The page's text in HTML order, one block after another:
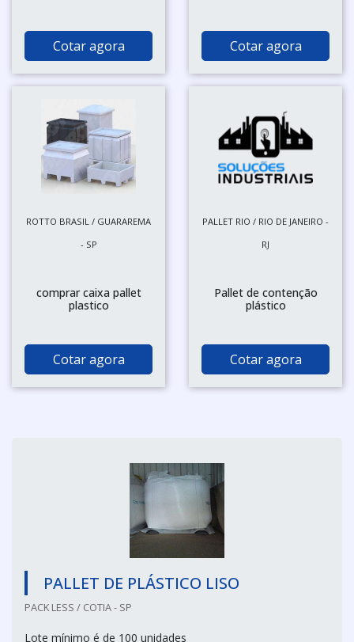
Cotar agora Cotar agora
ROTTO BRASIL / GUARAREMA
- SP
comprar caixa pallet
plastico
Cotar agora
PALLET RIO / RIO DE JANEIRO -
RJ
Pallet de contenção
plástico
Cotar agora
PALLET DE PLÁSTICO LISO
PACK LESS / COTIA - SP
Lote mínimo é de 100 unidades